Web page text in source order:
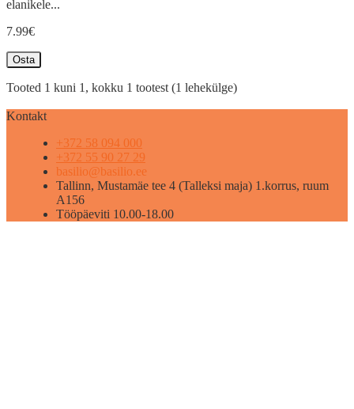
elanikele...
7.99€
Osta
Tooted 1 kuni 1, kokku 1 tootest (1 lehekülge)
Kontakt
+372 58 094 000
+372 55 90 27 29
basilio@basilio.ee
Tallinn, Mustamäe tee 4 (Talleksi maja) 1.korrus, ruum
A156
Tööpäeviti 10.00-18.00